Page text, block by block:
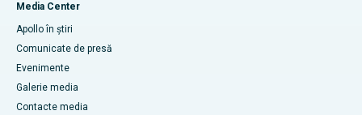
Media Center
Apollo în știri
Comunicate de presă
Evenimente
Galerie media
Contacte media